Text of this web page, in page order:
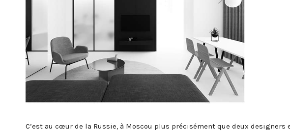
C’est au cœur de la Russie, à Moscou plus précisément que deux